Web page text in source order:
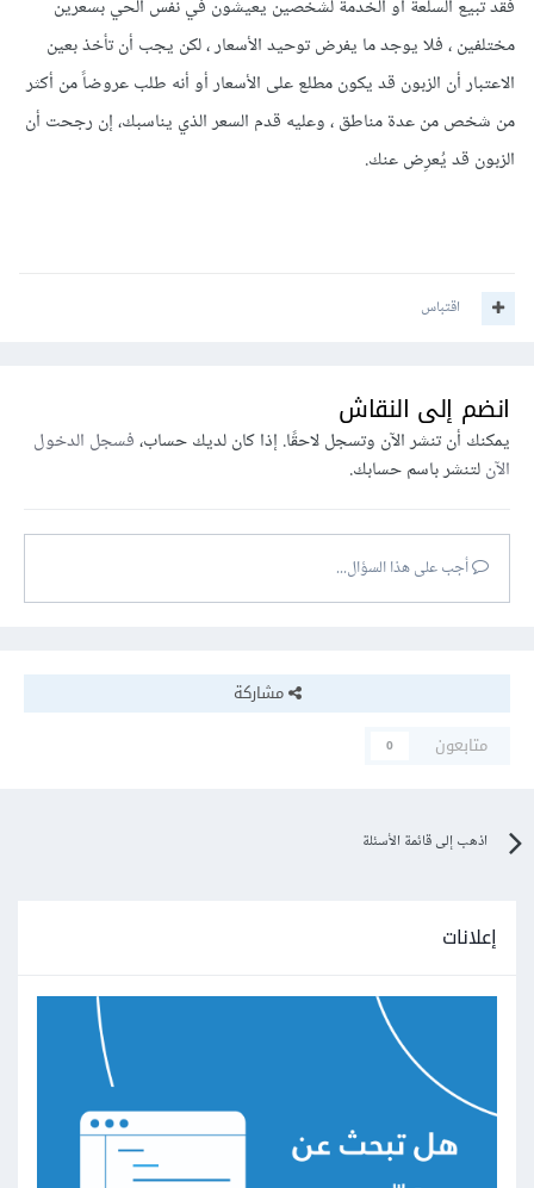
فقد تبيع السلعة أو الخدمة لشخصين يعيشون في نفس الحي بسعرين
مختلفين ، فلا يوجد ما يفرض توحيد الأسعار ، لكن يجب أن تأخذ بعين
الاعتبار أن الزبون قد يكون مطلع على الأسعار أو أنه طلب عروضاً من أكثر
من شخص من عدة مناطق ، وعليه قدم السعر الذي يناسبك، إن رجحت أن
الزبون قد يُعرِض عنك.
اقتباس
انضم إلى النقاش
يمكنك أن تنشر الآن وتسجل لاحقًا. إذا كان لديك حساب،فسجل الدخول
الآنلتنشر باسم حسابك.
أجب على هذا السؤال...
مشاركة
متابعون
0
اذهب إلى قائمة الأسئلة
إعلانات